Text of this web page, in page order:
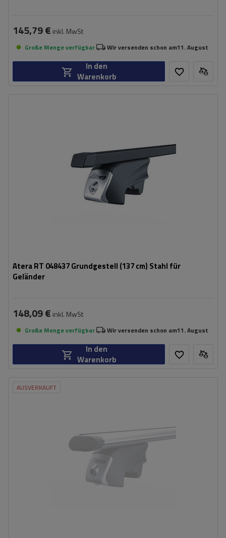
145,79 € inkl. MwSt
Große Menge verfügbar Wir versenden schon am11. August
In den
Warenkorb
Atera RT 048437 Grundgestell (137 cm) Stahl für
Geländer
148,09 € inkl. MwSt
Große Menge verfügbar Wir versenden schon am11. August
In den
Warenkorb
AUSVERKAUFT